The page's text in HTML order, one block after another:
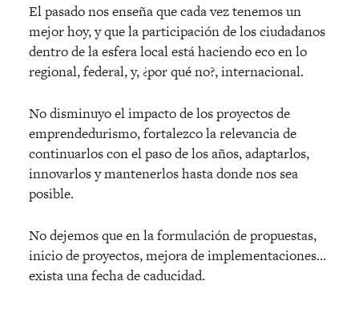
El pasado nos enseña que cada vez tenemos un
mejor hoy, y que la participación de los ciudadanos
dentro de la esfera local está haciendo eco en lo
regional, federal, y, ¿por qué no?, internacional.
No disminuyo el impacto de los proyectos de
emprendedurismo, fortalezco la relevancia de
continuarlos con el paso de los años, adaptarlos,
innovarlos y mantenerlos hasta donde nos sea
posible.
No dejemos que en la formulación de propuestas,
inicio de proyectos, mejora de implementaciones…
exista una fecha de caducidad.